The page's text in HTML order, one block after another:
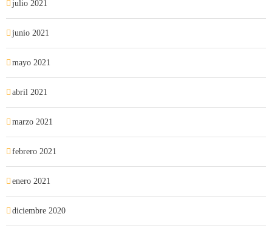
julio 2021
junio 2021
mayo 2021
abril 2021
marzo 2021
febrero 2021
enero 2021
diciembre 2020